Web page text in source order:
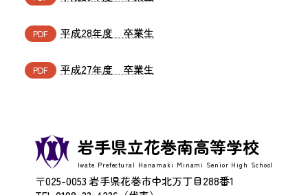
平成28年度 卒業生
平成27年度 卒業生
岩手県立花巻南高等学校
Iwate Prefectural Hanamaki Minami Senior High School
〒025-0053 岩手県花巻市中北万丁目288番1